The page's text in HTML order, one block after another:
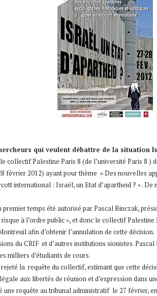
qui veulent débattre de la situation
collectif Palestine Paris 8 (de l’université Paris 8 )
février 2012) ayant pour thème » Des nouvelles
international : Israël, un Etat d’apartheid ? « .
temps été autorisé par Pascal Binczak,
à l’ordre public », et donc le collectif
afin d’obtenir l’annulation de cette décision.
du CRIF et d’autres institutions sionistes.
milliers d’étudiants de cours.
la requête du collectif, estimant que cette
aux libertés de réunion et d’expression dans
requête au tribunal administratif le 27 février,